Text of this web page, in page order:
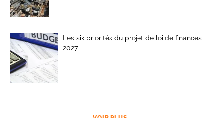
Les six priorités du projet de loi de finances
2027